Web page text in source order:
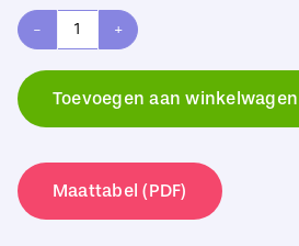
Quadra
Waxed
Messenger
aantal
Toevoegen aan winkelwagen
Maattabel (PDF)